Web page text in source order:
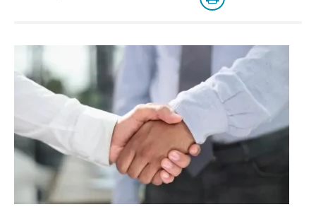
Eenvoudig bankrekeningen koppelen
Van Mook: “Met Minox Focus wil ik
groeien naar twee keer zoveel
klanten.”
Van losse vastlegging naar
aantoonbare grip op KYC en de Wwft
Woord & Daad: “Van wildgroei naar
een structuur die iedereen begrijpt”
Scan-en-herken haalt de druk niet van